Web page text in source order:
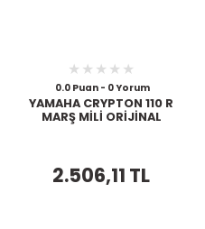
0.0 Puan - 0 Yorum
YAMAHA CRYPTON 110 R
MARŞ MİLİ ORİJİNAL
2.506,11 TL